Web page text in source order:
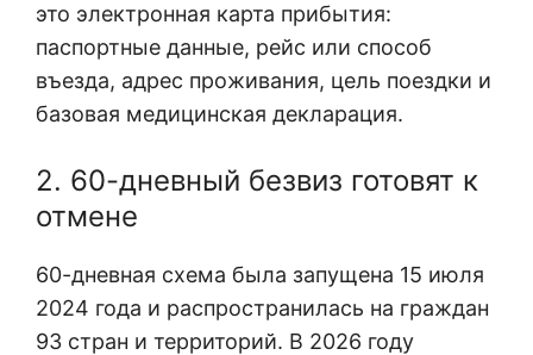
это электронная карта прибытия:
паспортные данные, рейс или способ
въезда, адрес проживания, цель поездки и
базовая медицинская декларация.
2. 60-дневный безвиз готовят к
отмене
60-дневная схема была запущена 15 июля
2024 года и распространилась на граждан
93 стран и территорий. В 2026 году